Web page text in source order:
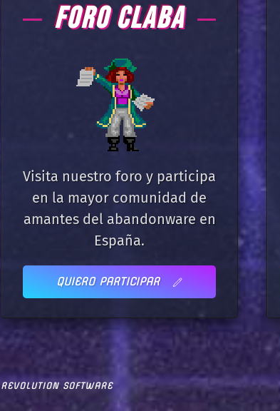
FORO CLABA
Visita nuestro foro y participa
en la mayor comunidad de
amantes del abandonware en
España.
QUIERO PARTICIPAR
REVOLUTION SOFTWARE